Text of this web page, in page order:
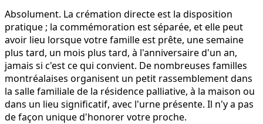
Absolument. La crémation directe est la disposition
pratique ; la commémoration est séparée, et elle peut
avoir lieu lorsque votre famille est prête, une semaine
plus tard, un mois plus tard, à l'anniversaire d'un an,
jamais si c'est ce qui convient. De nombreuses familles
montréalaises organisent un petit rassemblement dans
la salle familiale de la résidence palliative, à la maison ou
dans un lieu significatif, avec l'urne présente. Il n'y a pas
de façon unique d'honorer votre proche.